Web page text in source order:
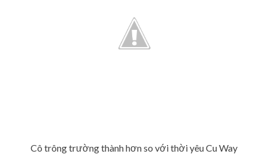
Cô trông trường thành hơn so với thời yêu Cu Way